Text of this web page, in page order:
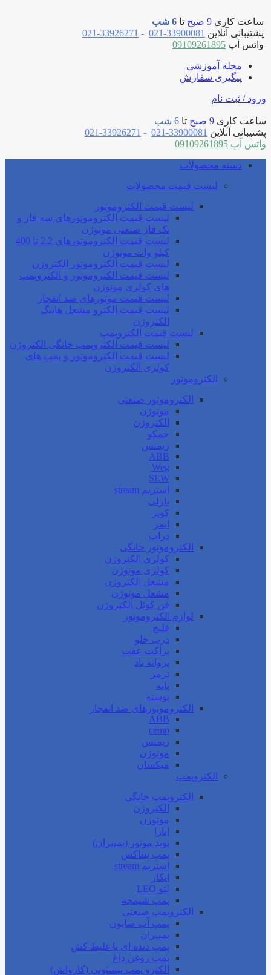
ساعت کاری 9 صبح تا 6 شب
پشتیبانی آنلاین 33900081-021
-
33926271-021
واتس آپ 09109261895
مجله آموزشی
پیگیری سفارش
ورود / ثبت نام
ساعت کاری 9 صبح تا 6 شب
پشتیبانی آنلاین 33900081-021
-
33926271-021
واتس آپ 09109261895
دسته محصولات
لیست قیمت محصولات
لیست قیمت الکتروموتور
لیست قیمت الکتروموتورهای سه فاز و
تک فاز صنعتی موتوژن
لیست قیمت الکتروموتورهای 2.2 تا 400
کیلو وات موتوژن
لیست قیمت الکتروموتور الکتروژن
لیست قیمت الکتروموتور و الکتروپمپ
های کولری موتوژن
لیست قیمت موتورهای ضد انفجار
لیست قیمت الکترو مشعل هانیگ
الکتروژن
لیست قیمت الکتروپمپ
لیست قیمت الکتروپمپ خانگی الکتروژن
لیست قیمت الکتروموتور و پمپ های
کولری الکتروژن
الکتروموتور
الکتروموتور صنعتی
موتوژن
الکتروژن
جمکو
زیمنس
ABB
Weg
SEW
استریم stream
بارلی
کوپر
ایمر
دراپ
الکتروموتور خانگی
کولری الکتروژن
کولری موتوژن
مشعل الکتروژن
مشعل موتوژن
فن کوئل الکتروژن
لوازم الکتروموتور
فلنج
درب جلو
براکت عقب
پروانه باد
ترمز
پایه
پوسته
الکتروموتورهای ضد انفجار
ABB
cemp
زیمنس
موتوژن
میکسان
الکتروپمپ
الکتروپمپ خانگی
الکتروژن
موتوژن
ابارا
نوید موتور (پمپیران)
پمپ پنتاکس
استریم stream
ایکار
لئو LEO
پمپ شیمجه
الکتروپمپ صنعتی
پمپ آب صابون
پمپیران
پمپ دنده ای یا غلیظ کش
پمپ روغن داغ
الکترو پمپ پیستونی (کارواش)